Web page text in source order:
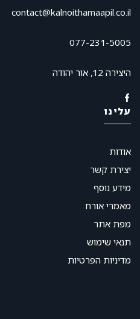
contact@kalnoithamaapil.co.il
077-231-5005
היצירה 12, אור יהודה
עלינו
אודות
יצירת קשר
מידע נוסף
מאמרי אורח
מפת אתר
תנאי שימוש
מדיניות הפרטיות